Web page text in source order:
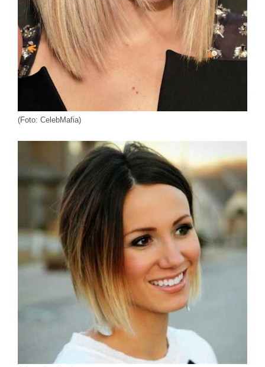
(Foto: CelebMafia)